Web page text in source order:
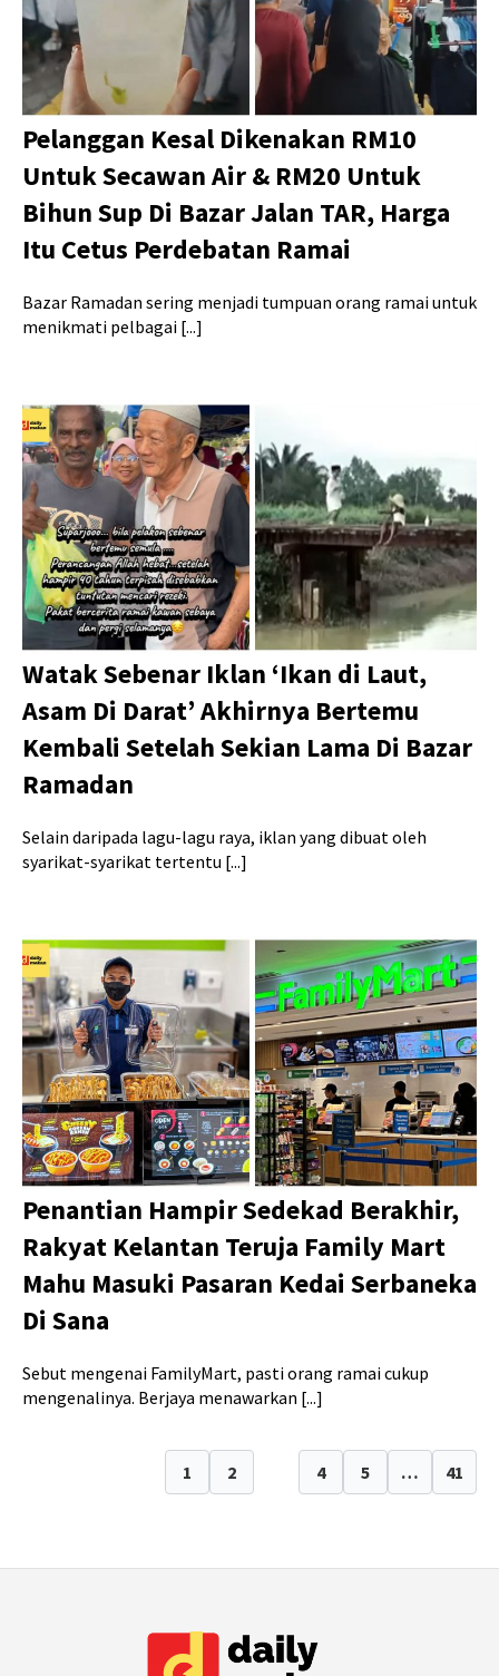
Pelanggan Kesal Dikenakan RM10
Untuk Secawan Air & RM20 Untuk
Bihun Sup Di Bazar Jalan TAR, Harga
Itu Cetus Perdebatan Ramai
Bazar Ramadan sering menjadi tumpuan orang ramai untuk
menikmati pelbagai [...]
Watak Sebenar Iklan ‘Ikan di Laut,
Asam Di Darat’ Akhirnya Bertemu
Kembali Setelah Sekian Lama Di Bazar
Ramadan
Selain daripada lagu-lagu raya, iklan yang dibuat oleh
syarikat-syarikat tertentu [...]
Penantian Hampir Sedekad Berakhir,
Rakyat Kelantan Teruja Family Mart
Mahu Masuki Pasaran Kedai Serbaneka
Di Sana
Sebut mengenai FamilyMart, pasti orang ramai cukup
mengenalinya. Berjaya menawarkan [...]
1 2 4 5 … 41